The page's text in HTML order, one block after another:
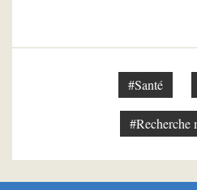
#Santé
#Recherche